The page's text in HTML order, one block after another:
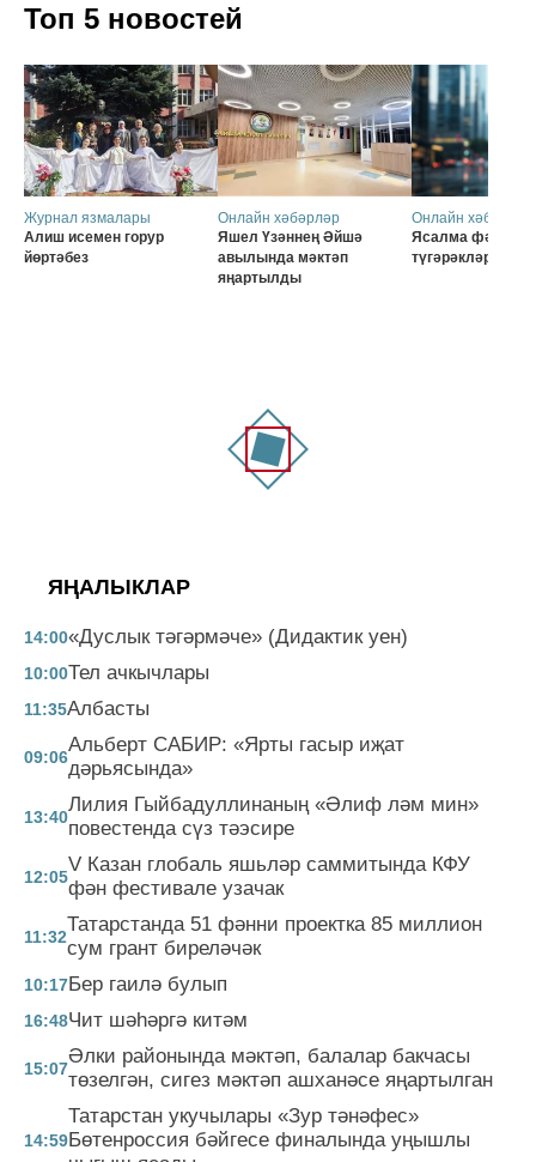
Топ 5 новостей
Журнал язмалары
Алиш исемен горур
йөртәбез
Онлайн хәбәрләр
Яшел Үзәннең Әйшә
авылында мәктәп
яңартылды
Онлайн хәбәрләр
Ясалма фәһем
түгәрәкләр
ЯҢАЛЫКЛАР
14:00«Дуслык тәгәрмәче» (Дидактик уен)
10:00Тел ачкычлары
11:35Албасты
09:06
Альберт САБИР: «Ярты гасыр иҗат
дәрьясында»
13:40
Лилия Гыйбадуллинаның «Әлиф ләм мин»
повестенда сүз тәэсире
12:05
V Казан глобаль яшьләр саммитында КФУ
фән фестивале узачак
11:32
Татарстанда 51 фәнни проектка 85 миллион
сум грант биреләчәк
10:17Бер гаилә булып
16:48Чит шәһәргә китәм
15:07
Әлки районында мәктәп, балалар бакчасы
төзелгән, сигез мәктәп ашханәсе яңартылган
14:59
Татарстан укучылары «Зур тәнәфес»
Бөтенроссия бәйгесе финалында уңышлы